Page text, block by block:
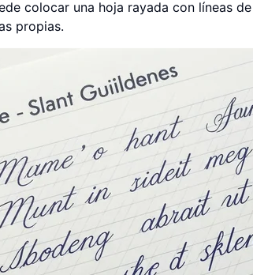
colocar una hoja rayada con líneas
propias.